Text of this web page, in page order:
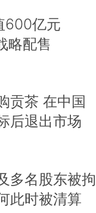
600亿元
略配售
贡茶 在中国
后退出市场
多名股东被拘
此时被清算